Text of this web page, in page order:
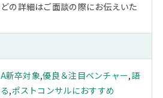
の詳細はご面談の際にお伝えいた
新卒対象,優良＆注目ベンチャー,語
,ポストコンサルにおすすめ